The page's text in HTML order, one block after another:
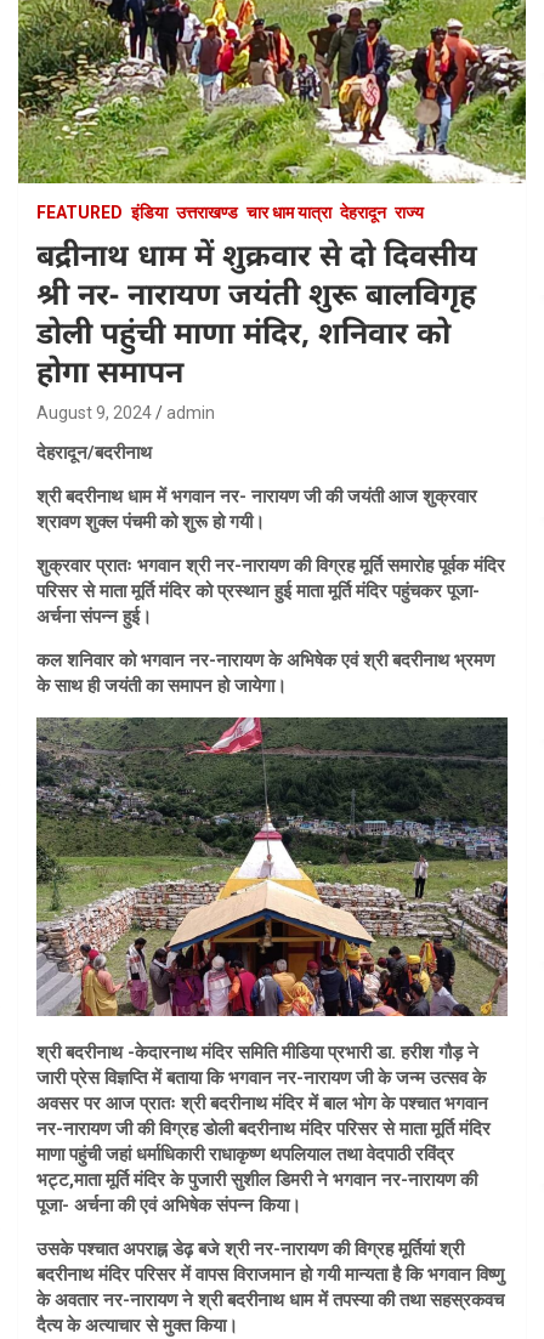
FEATURED इंडिया उत्तराखण्ड चार धाम यात्रा देहरादून राज्य
बद्रीनाथ धाम में शुक्रवार से दो दिवसीय
श्री नर- नारायण जयंती शुरू बालविगृह
डोली पहुंची माणा मंदिर, शनिवार को
होगा समापन
August 9, 2024 admin
देहरादून/बदरीनाथ
श्री बदरीनाथ धाम में भगवान नर- नारायण जी की जयंती आज शुक्रवार
श्रावण शुक्ल पंचमी को शुरू हो गयी।
शुक्रवार प्रातः भगवान श्री नर-नारायण की विग्रह मूर्ति समारोह पूर्वक मंदिर
परिसर से माता मूर्ति मंदिर को प्रस्थान हुई माता मूर्ति मंदिर पहुंचकर पूजा-
अर्चना संपन्न हुई।
कल शनिवार को भगवान नर-नारायण के अभिषेक एवं श्री बदरीनाथ भ्रमण
के साथ ही जयंती का समापन हो जायेगा।
श्री बदरीनाथ -केदारनाथ मंदिर समिति मीडिया प्रभारी डा. हरीश गौड़ ने
जारी प्रेस विज्ञप्ति में बताया कि भगवान नर-नारायण जी के जन्म उत्सव के
अवसर पर आज प्रातः श्री बदरीनाथ मंदिर में बाल भोग के पश्चात भगवान
नर-नारायण जी की विग्रह डोली बदरीनाथ मंदिर परिसर से माता मूर्ति मंदिर
माणा पहुंची जहां धर्माधिकारी राधाकृष्ण थपलियाल तथा वेदपाठी रविंद्र
भट्ट,माता मूर्ति मंदिर के पुजारी सुशील डिमरी ने भगवान नर-नारायण की
पूजा- अर्चना की एवं अभिषेक संपन्न किया।
उसके पश्चात अपराह्न डेढ़ बजे श्री नर-नारायण की विग्रह मूर्तियां श्री
बदरीनाथ मंदिर परिसर में वापस विराजमान हो गयी मान्यता है कि भगवान विष्णु
के अवतार नर-नारायण ने श्री बदरीनाथ धाम में तपस्या की तथा सहस्रकवच
दैत्य के अत्याचार से मुक्त किया।